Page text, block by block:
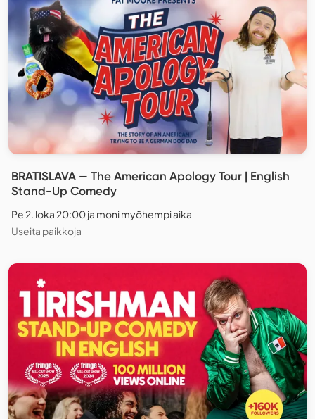
BRATISLAVA — The American Apology Tour | English
Stand-Up Comedy
Pe 2. loka 20:00 ja moni myöhempi aika
Useita paikkoja